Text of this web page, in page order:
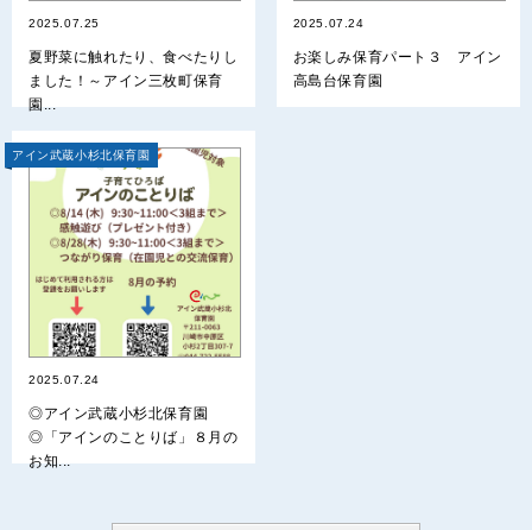
2025.07.25
夏野菜に触れたり、食べたりし
ました！～アイン三枚町保育
園...
2025.07.24
お楽しみ保育パート３ アイン
高島台保育園
アイン武蔵小杉北保育園
2025.07.24
◎アイン武蔵小杉北保育園
◎「アインのことりば」８月の
お知...